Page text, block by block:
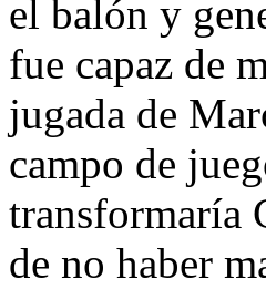
el balón y
fue capaz de
jugada de
campo de
transformaría
de no haber